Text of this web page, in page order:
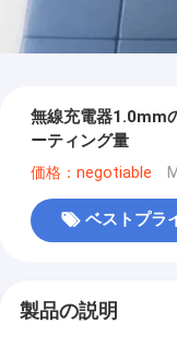
無線充電器1.0mm
ーティング量
価格：negotiable
ベストプラ
製品の説明